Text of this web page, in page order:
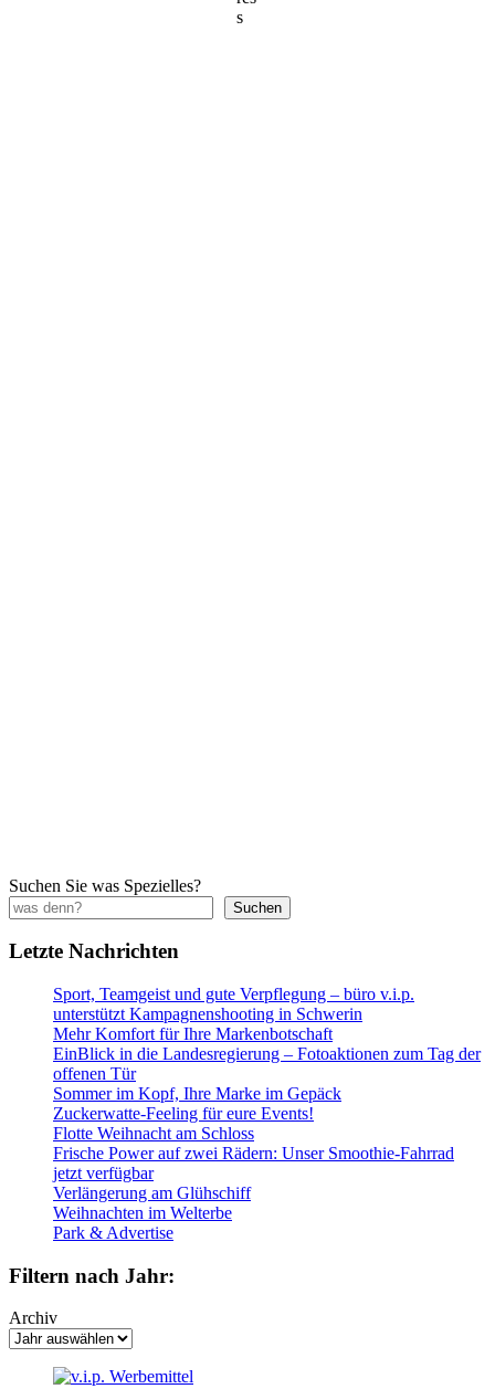
Suchen Sie was Spezielles?
Suchen
Letzte Nachrichten
Sport, Teamgeist und gute Verpflegung – büro v.i.p.
unterstützt Kampagnenshooting in Schwerin
Mehr Komfort für Ihre Markenbotschaft
EinBlick in die Landesregierung – Fotoaktionen zum Tag der
offenen Tür
Sommer im Kopf, Ihre Marke im Gepäck
Zuckerwatte-Feeling für eure Events!
Flotte Weihnacht am Schloss
Frische Power auf zwei Rädern: Unser Smoothie-Fahrrad
jetzt verfügbar
Verlängerung am Glühschiff
Weihnachten im Welterbe
Park & Advertise
Filtern nach Jahr:
Archiv